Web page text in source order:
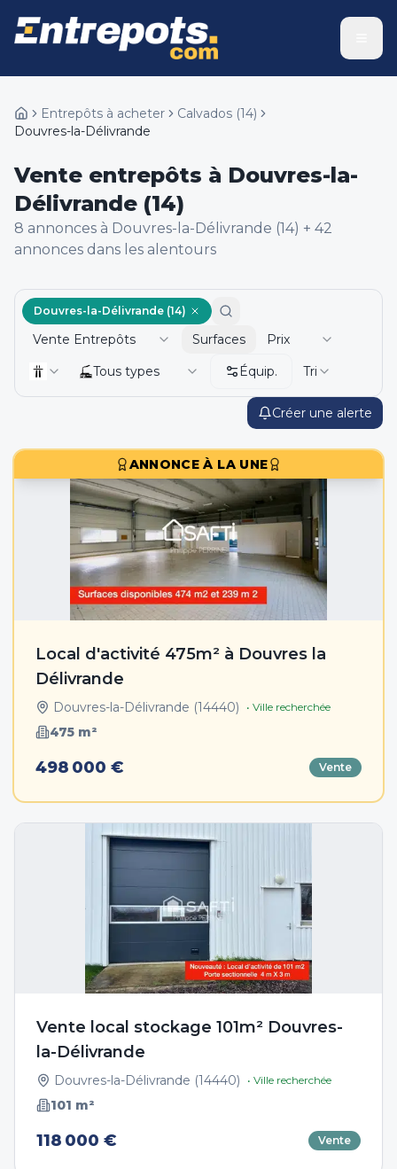
Entrepôts à acheter Calvados (14)
Douvres-la-Délivrande
Vente entrepôts à Douvres-la-
Délivrande (14)
8 annonces à Douvres-la-Délivrande (14) + 42
annonces dans les alentours
Créer une alerte
Douvres-la-Délivrande (14)
Vente Entrepôts Surfaces
Prix
Tous types
Équip. Tri
ANNONCE À LA UNE
Local d'activité 475m² à Douvres la
Délivrande
Douvres-la-Délivrande (14440) • Ville recherchée
475 m²
498 000 € Vente
Vente local stockage 101m² Douvres-
la-Délivrande
Douvres-la-Délivrande (14440) • Ville recherchée
101 m²
118 000 € Vente